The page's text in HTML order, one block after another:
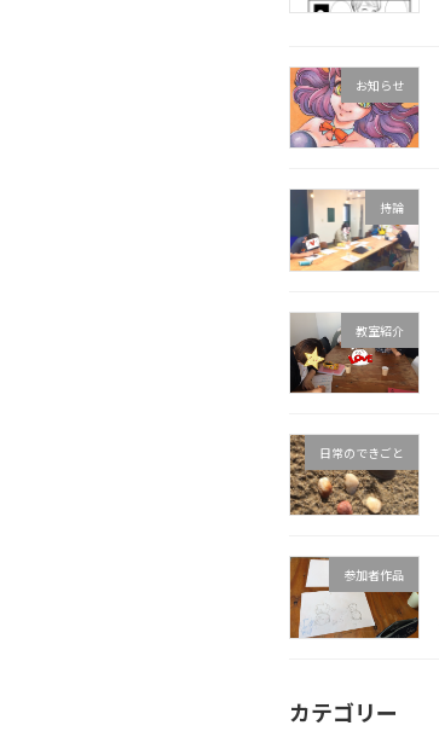
お知らせ
持論
教室紹介
日常のできごと
参加者作品
カテゴリー